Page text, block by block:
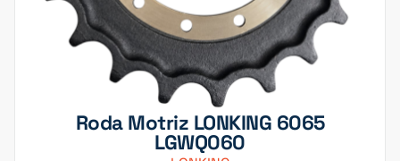
Roda Motriz LONKING 6065
LGWQ060